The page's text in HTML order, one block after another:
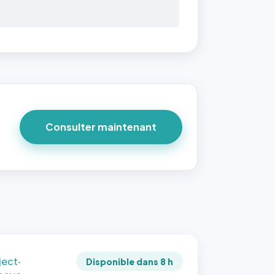
Consulter maintenant
par
1:1
Disponible dans 8 h